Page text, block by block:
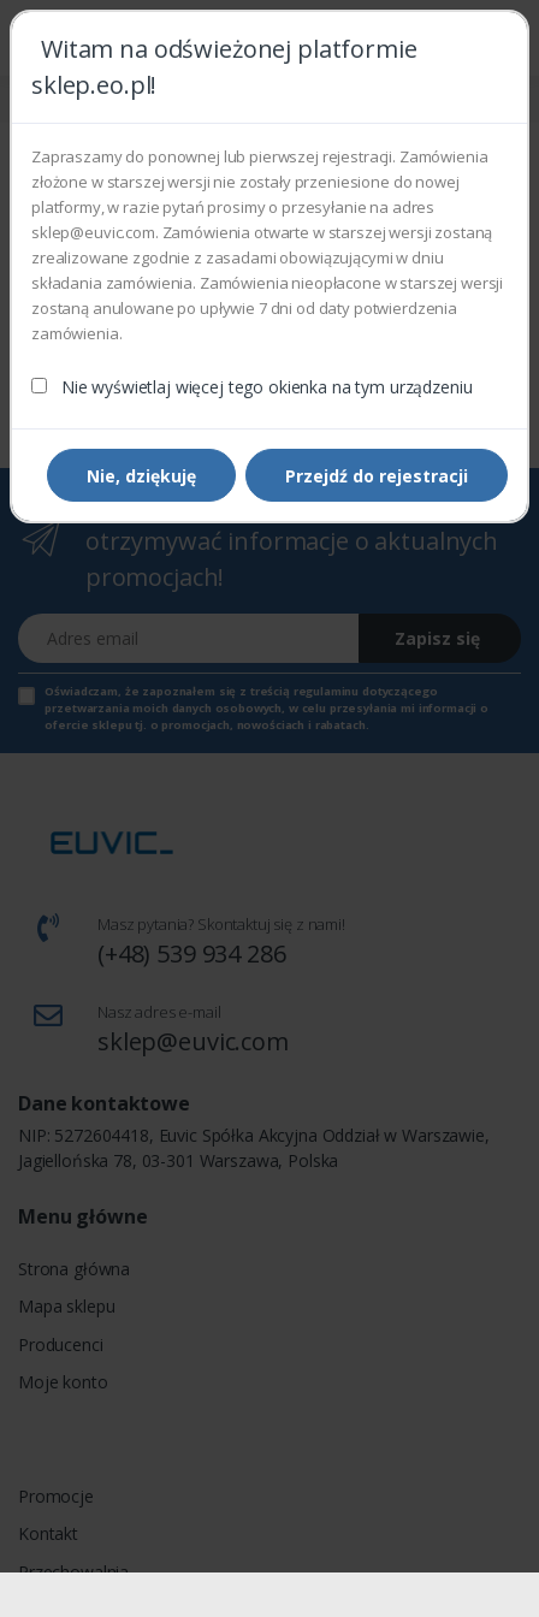
Witam na odświeżonej platformie
sklep.eo.pl!
Zapraszamy do ponownej lub pierwszej rejestracji. Zamówienia
złożone w starszej wersji nie zostały przeniesione do nowej
platformy, w razie pytań prosimy o przesyłanie na adres
sklep@euvic.com. Zamówienia otwarte w starszej wersji zostaną
zrealizowane zgodnie z zasadami obowiązującymi w dniu
składania zamówienia. Zamówienia nieopłacone w starszej wersji
zostaną anulowane po upływie 7 dni od daty potwierdzenia
zamówienia.
Nie wyświetlaj więcej tego okienka na tym urządzeniu
Nie, dziękuję Przejdź do rejestracji
Strona główna Urządzenia
Ekrany zewnętrzne
Wyświetlono 0–0 z 0 wyników
Filtry Sortowanie domyślne
Zapisz się do Newslettera, aby
otrzymywać informacje o aktualnych
promocjach!
Adres email
Zapisz się
Oświadczam, że zapoznałem się z treścią regulaminu dotyczącego
przetwarzania moich danych osobowych, w celu przesyłania mi informacji o
ofercie sklepu tj. o promocjach, nowościach i rabatach.
Masz pytania? Skontaktuj się z nami!
(+48) 539 934 286
Nasz adres e-mail
sklep@euvic.com
Dane kontaktowe
NIP: 5272604418, Euvic Spółka Akcyjna Oddział w Warszawie,
Jagiellońska 78, 03-301 Warszawa, Polska
Menu główne
Strona główna
Mapa sklepu
Producenci
Moje konto
Promocje
Kontakt
Przechowalnia